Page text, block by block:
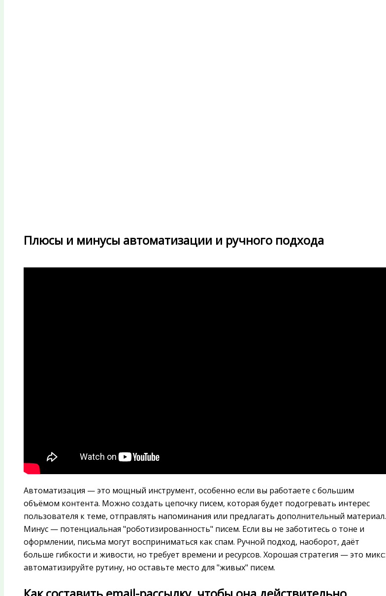
Плюсы и минусы автоматизации и ручного подхода
Автоматизация — это мощный инструмент, особенно если вы работаете с большим
объёмом контента. Можно создать цепочку писем, которая будет подогревать интерес
пользователя к теме, отправлять напоминания или предлагать дополнительный материал.
Минус — потенциальная "роботизированность" писем. Если вы не заботитесь о тоне и
оформлении, письма могут восприниматься как спам. Ручной подход, наоборот, даёт
больше гибкости и живости, но требует времени и ресурсов. Хорошая стратегия — это микс:
автоматизируйте рутину, но оставьте место для "живых" писем.